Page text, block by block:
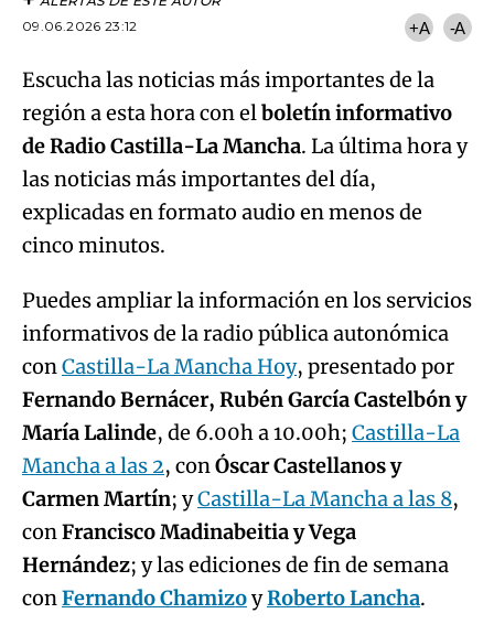
09.06.2026 23:12
+A -A
Escucha las noticias más importantes de la
región a esta hora con elboletín informativo
de Radio Castilla-La Mancha. La última hora y
las noticias más importantes del día,
explicadas en formato audio en menos de
cinco minutos.
Puedes ampliar la información en los servicios
informativos de la radio pública autonómica
conCastilla-La Mancha Hoy, presentado por
Fernando Bernácer, Rubén García Castelbón y
María Lalinde, de 6.00h a 10.00h; Castilla-La
Mancha a las 2, conÓscar Castellanos y
Carmen Martín; yCastilla-La Mancha a las 8,
conFrancisco Madinabeitia y Vega
Hernández; y las ediciones de fin de semana
conFernando ChamizoyRoberto Lancha.